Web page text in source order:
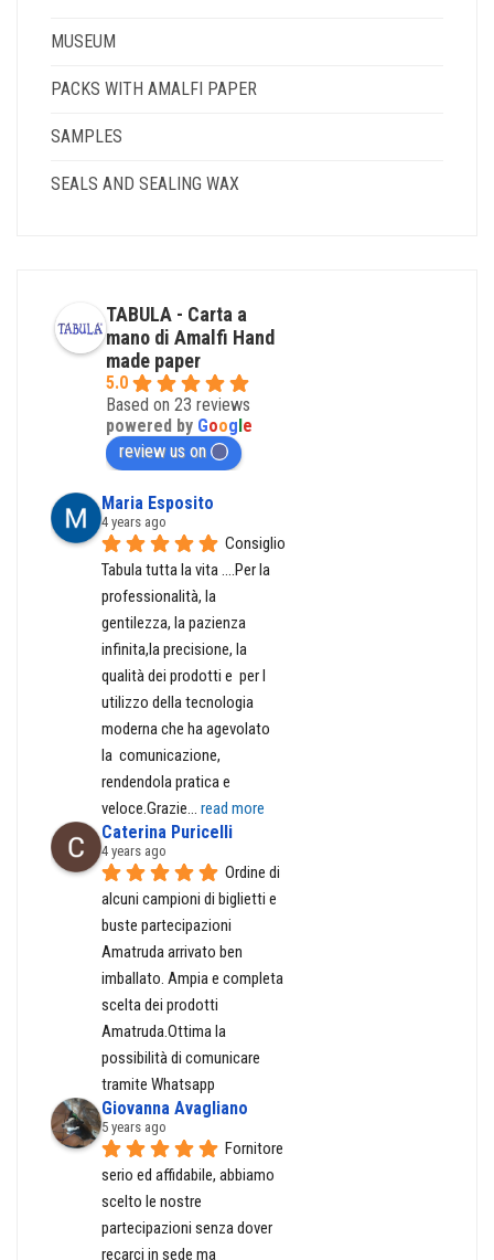
MUSEUM
PACKS WITH AMALFI PAPER
SAMPLES
SEALS AND SEALING WAX
TABULA - Carta a
mano di Amalfi Hand
made paper
5.0
Based on 23 reviews
powered by Google
review us on
Maria Esposito
4 years ago
Consiglio
Tabula tutta la vita ....Per la
professionalità, la
gentilezza, la pazienza
infinita,la precisione, la
qualità dei prodotti e  per l
utilizzo della tecnologia
moderna che ha agevolato
la  comunicazione,
rendendola pratica e
veloce.Grazie... read more
Caterina Puricelli
4 years ago
Ordine di
alcuni campioni di biglietti e
buste partecipazioni
Amatruda arrivato ben
imballato. Ampia e completa
scelta dei prodotti
Amatruda.Ottima la
possibilità di comunicare
tramite Whatsapp
Giovanna Avagliano
5 years ago
Fornitore
serio ed affidabile, abbiamo
scelto le nostre
partecipazioni senza dover
recarci in sede ma